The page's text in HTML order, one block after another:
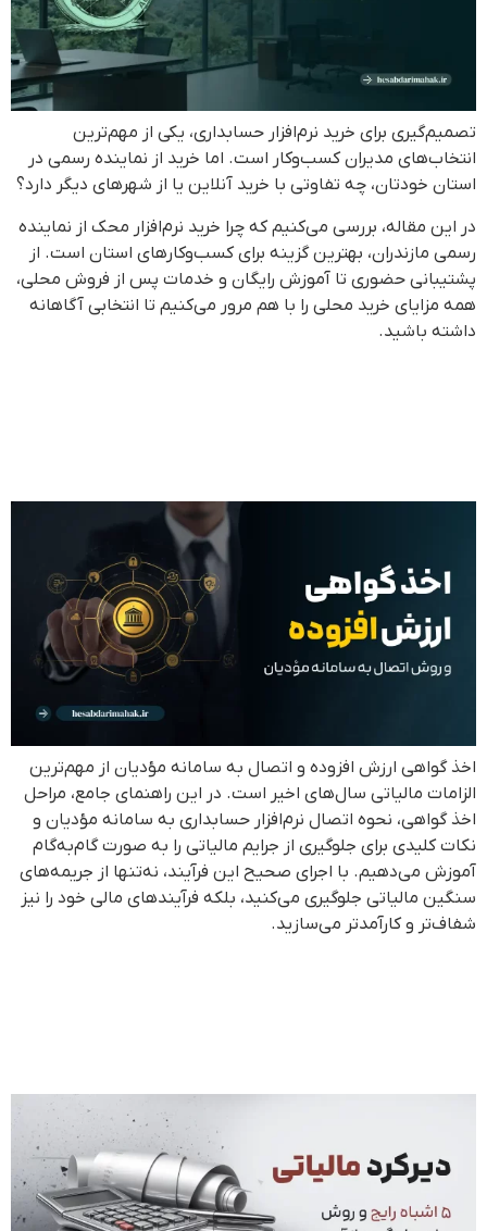
تصمیم‌گیری برای خرید نرم‌افزار حسابداری، یکی از مهم‌ترین
انتخاب‌های مدیران کسب‌وکار است. اما خرید از نماینده رسمی در
استان خودتان، چه تفاوتی با خرید آنلاین یا از شهرهای دیگر دارد؟
در این مقاله، بررسی می‌کنیم که چرا خرید نرم‌افزار محک از نماینده
رسمی مازندران، بهترین گزینه برای کسب‌وکارهای استان است. از
پشتیبانی حضوری تا آموزش رایگان و خدمات پس از فروش محلی،
همه مزایای خرید محلی را با هم مرور می‌کنیم تا انتخابی آگاهانه
داشته باشید.
اخذ گواهی ارزش افزوده و اتصال به سامانه مؤدیان از مهم‌ترین
الزامات مالیاتی سال‌های اخیر است. در این راهنمای جامع، مراحل
اخذ گواهی، نحوه اتصال نرم‌افزار حسابداری به سامانه مؤدیان و
نکات کلیدی برای جلوگیری از جرایم مالیاتی را به صورت گام‌به‌گام
آموزش می‌دهیم. با اجرای صحیح این فرآیند، نه‌تنها از جریمه‌های
سنگین مالیاتی جلوگیری می‌کنید، بلکه فرآیندهای مالی خود را نیز
شفاف‌تر و کارآمدتر می‌سازید.